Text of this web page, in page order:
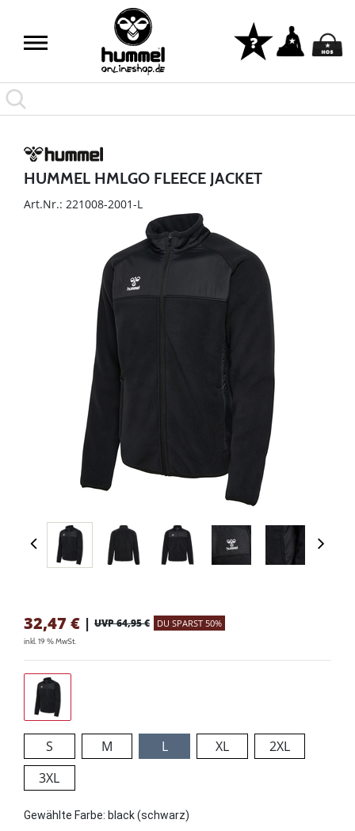
HUMMEL HMLGO FLEECE JACKET
Art.Nr.: 221008-2001-L
32,47 € | UVP 64,95 € DU SPARST 50%
inkl. 19 % MwSt.
S M L XL
2XL
3XL
Gewählte Farbe: black (schwarz)